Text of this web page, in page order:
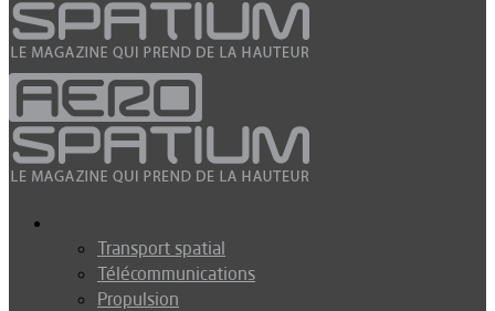
Transport spatial
Télécommunications
Propulsion